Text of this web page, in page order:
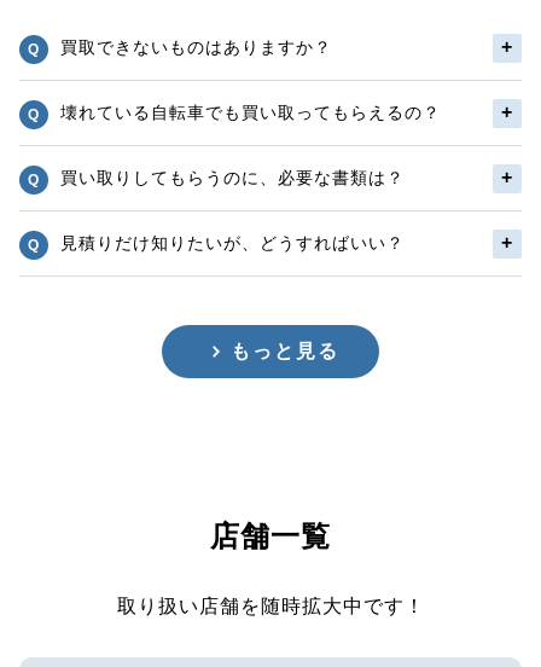
買取できないものはありますか？
壊れている自転車でも買い取ってもらえるの？
買い取りしてもらうのに、必要な書類は？
見積りだけ知りたいが、どうすればいい？
もっと見る
店舗一覧
取り扱い店舗を随時拡大中です！